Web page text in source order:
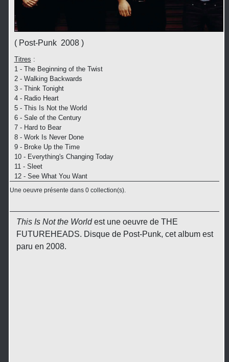
( Post-Punk 2008 )
Titres :
1 - The Beginning of the Twist
2 - Walking Backwards
3 - Think Tonight
4 - Radio Heart
5 - This Is Not the World
6 - Sale of the Century
7 - Hard to Bear
8 - Work Is Never Done
9 - Broke Up the Time
10 - Everything's Changing Today
11 - Sleet
12 - See What You Want
Une oeuvre présente dans 0 collection(s).
This Is Not the Worldest une oeuvre de THE
FUTUREHEADS. Disque de Post-Punk, cet album est
paru en 2008.